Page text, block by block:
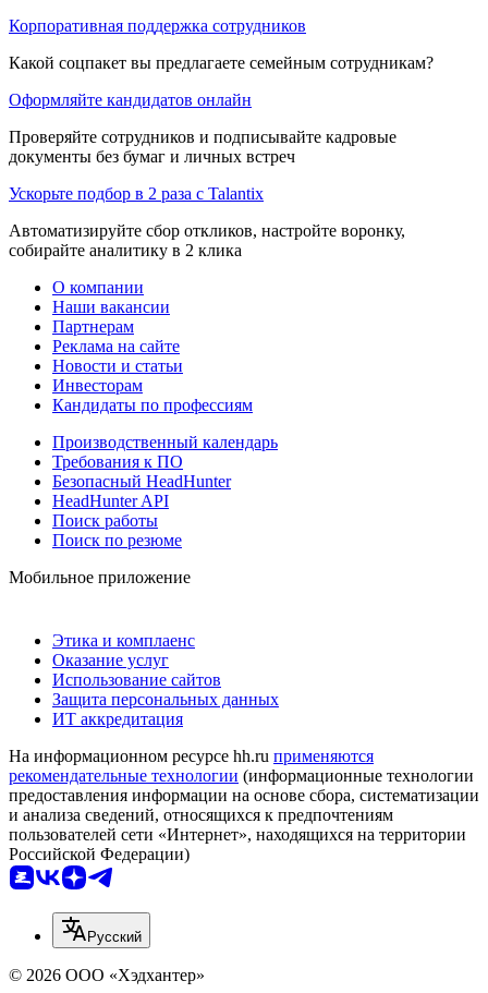
Корпоративная поддержка сотрудников
Какой соцпакет вы предлагаете семейным сотрудникам?
Оформляйте кандидатов онлайн
Проверяйте сотрудников и подписывайте кадровые
документы без бумаг и личных встреч
Ускорьте подбор в 2 раза с Talantix
Автоматизируйте сбор откликов, настройте воронку,
собирайте аналитику в 2 клика
О компании
Наши вакансии
Партнерам
Реклама на сайте
Новости и статьи
Инвесторам
Кандидаты по профессиям
Производственный календарь
Требования к ПО
Безопасный HeadHunter
HeadHunter API
Поиск работы
Поиск по резюме
Мобильное приложение
Этика и комплаенс
Оказание услуг
Использование сайтов
Защита персональных данных
ИТ аккредитация
На информационном ресурсе hh.ru применяются
рекомендательные технологии (информационные технологии
предоставления информации на основе сбора, систематизации
и анализа сведений, относящихся к предпочтениям
пользователей сети «Интернет», находящихся на территории
Российской Федерации)
Русский
© 2026 ООО «Хэдхантер»